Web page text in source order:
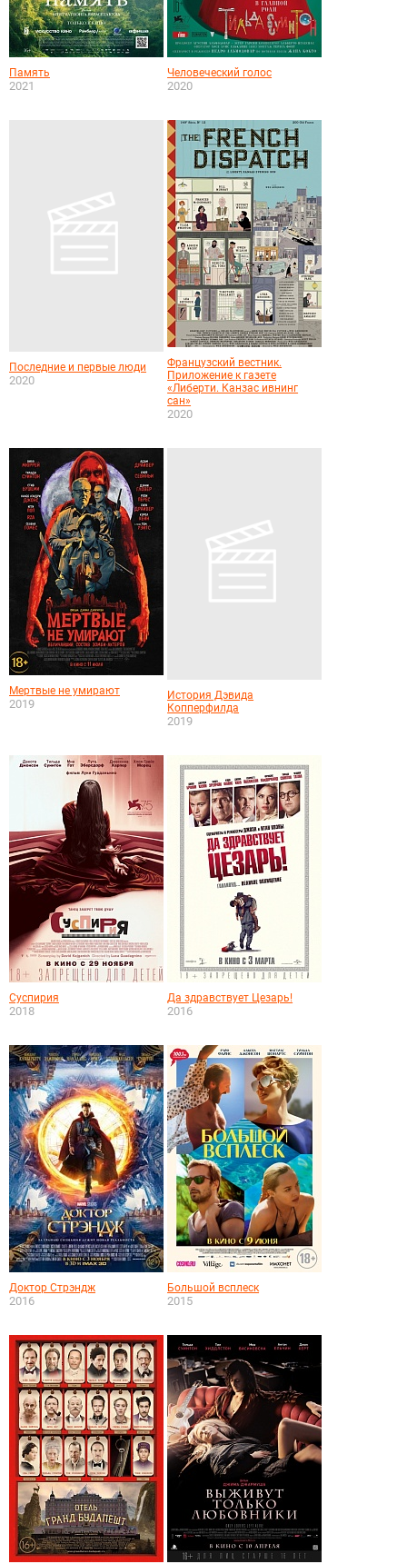
Память
2021
Человеческий голос
2020
Последние и первые люди
2020
Французский вестник.
Приложение к газете
«Либерти. Канзас ивнинг
сан»
2020
Мертвые не умирают
2019
История Дэвида
Копперфилда
2019
Суспирия
2018
Да здравствует Цезарь!
2016
Доктор Стрэндж
2016
Большой всплеск
2015